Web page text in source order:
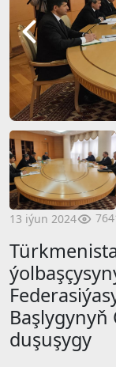
13 iýun 2024
duşuşygy